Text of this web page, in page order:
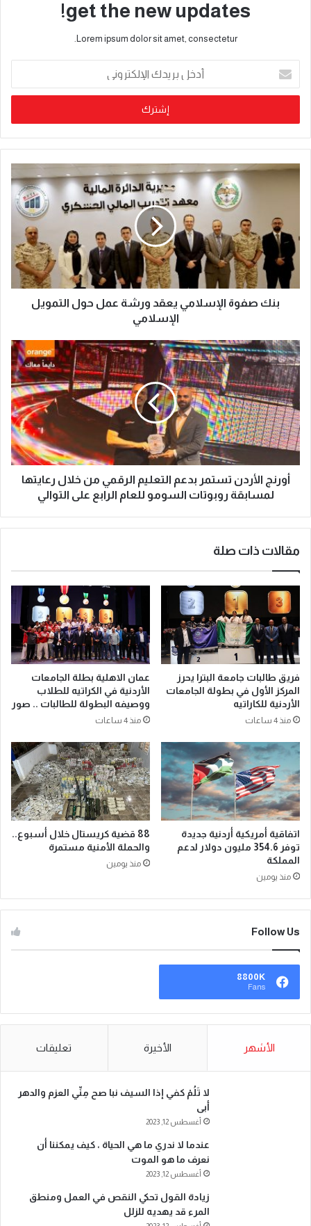
get the new updates!
Lorem ipsum dolor sit amet, consectetur.
بنك صفوة الإسلامي يعقد ورشة عمل حول التمويل
الإسلامي
أورنج الأردن تستمر بدعم التعليم الرقمي من خلال رعايتها
لمسابقة روبوتات السومو للعام الرابع على التوالي
مقالات ذات صلة
فريق طالبات جامعة البترا يحرز
المركز الأول في بطولة الجامعات
الأردنية للكاراتيه
منذ 4 ساعات
عمان الاهلية بطلة الجامعات
الأردنية في الكراتيه للطلاب
ووصيفه البطولة للطالبات .. صور
منذ 4 ساعات
اتفاقية أمريكية أردنية جديدة
توفر 354.6 مليون دولار لدعم
المملكة
منذ يومين
88 قضية كريستال خلال أسبوع..
والحملة الأمنية مستمرة
منذ يومين
Follow Us
8800K
Fans
الأشهر الأخيرة تعليقات
لا تَلُمْ كفي إذا السيف نبا صح مِنِّي العزم والدهر
أبى
أغسطس 12, 2023
عندما لا ندري ما هي الحياة ، كيف يمكننا أن
نعرف ما هو الموت
أغسطس 12, 2023
زيادة القول تحكي النقص في العمل ومنطق
المرء قد يهديه للزلل